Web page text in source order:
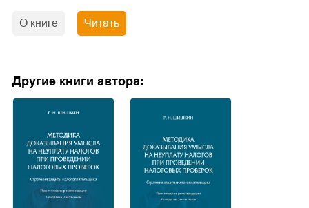
О книге Читать
Другие книги автора: